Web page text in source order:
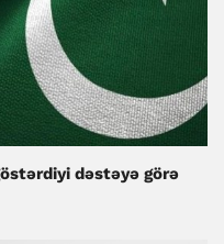
dəstəyə görə